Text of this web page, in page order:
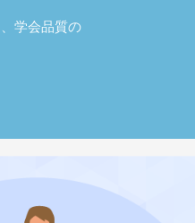
学会品質の